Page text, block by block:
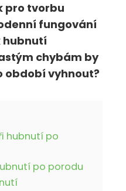
pro tvorbu
fungování
hubnutí
chybám by
období vyhnout?
hubnutí po
po porodu